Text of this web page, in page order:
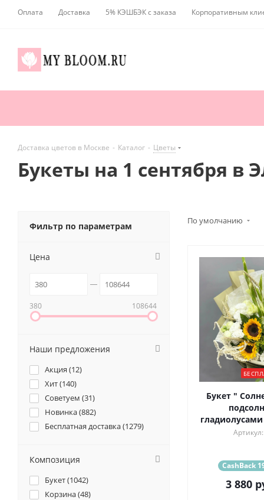
Оплата Доставка 5% КЭШБЭК с заказа Корпоративным
Доставка цветов в Москве - Каталог - Цветы
Букеты на 1 сентября в
По умолчанию
Букет "
CashBack
3 880
Фильтр по параметрам
Цена
380 108644
Наши предложения
Акция (12)
Хит (140)
Советуем (31)
Новинка (882)
Бесплатная доставка (1279)
Композиция
Букет (1042)
Корзина (48)